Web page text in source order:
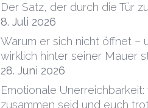
Der Satz, der durch die Tür
8. Juli 2026
Warum er sich nicht öffnet –
wirklich hinter seiner Mauer
28. Juni 2026
Emotionale Unerreichbarkeit:
zusammen seid und euch